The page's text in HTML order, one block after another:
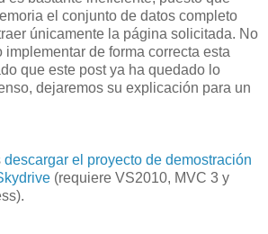
el conjunto de datos completo
únicamente la página solicitada. No
de forma correcta esta
que este post ya ha quedado lo
dejaremos su explicación para un
descargar el proyecto de demostración
(requiere VS2010, MVC 3 y